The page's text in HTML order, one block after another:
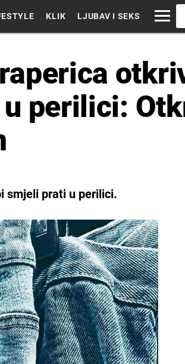
KLIK LJUBAV I SEKS
perilici:
smjeli prati u perilici.